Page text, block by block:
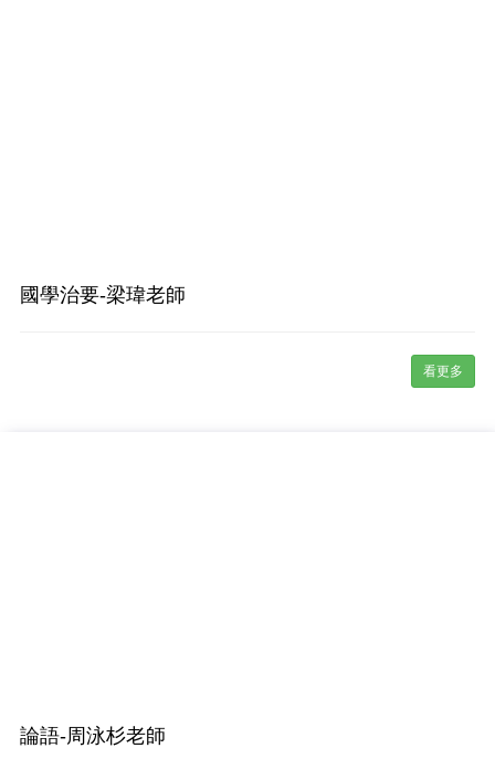
國學治要-梁瑋老師
看更多
論語-周泳杉老師